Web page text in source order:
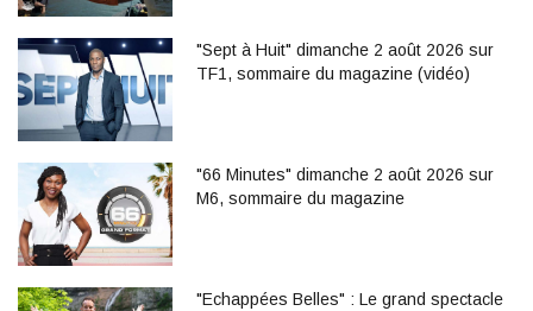
"Sept à Huit" dimanche 2 août 2026 sur
TF1, sommaire du magazine (vidéo)
"66 Minutes" dimanche 2 août 2026 sur
M6, sommaire du magazine
"Echappées Belles" : Le grand spectacle